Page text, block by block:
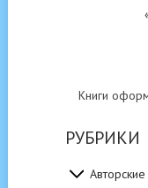
Книги
РУБРИКИ